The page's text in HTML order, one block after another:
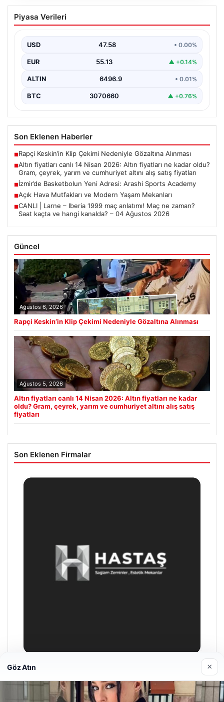
Altın fiyatları canlı 14 Nisan 2026: Altın
fiyatları ne kadar oldu? Gram, çeyrek,
fiyatları
Piyasa Verileri
USD 47.58 • 0.00%
EUR 55.13 ▲ +0.14%
ALTIN 6496.9 • 0.01%
BTC 3070660 ▲ +0.76%
Son Eklenen Haberler
■Rapçi Keskin’in Klip Çekimi Nedeniyle Gözaltına Alınması
■Altın fiyatları canlı 14 Nisan 2026: Altın fiyatları ne kadar oldu?
Gram, çeyrek, yarım ve cumhuriyet altını alış satış fiyatları
■İzmir’de Basketbolun Yeni Adresi: Arashi Sports Academy
■Açık Hava Mutfakları ve Modern Yaşam Mekanları
■CANLI | Larne – Iberia 1999 maç anlatımı! Maç ne zaman?
Saat kaçta ve hangi kanalda? – 04 Ağustos 2026
Güncel
Ağustos 6, 2026
Rapçi Keskin’in Klip Çekimi Nedeniyle Gözaltına Alınması
Ağustos 5, 2026
Altın fiyatları canlı 14 Nisan 2026: Altın fiyatları ne kadar
oldu? Gram, çeyrek, yarım ve cumhuriyet altını alış satış
fiyatları
Son Eklenen Firmalar
Nisan 29, 2026
Göz Atın ×